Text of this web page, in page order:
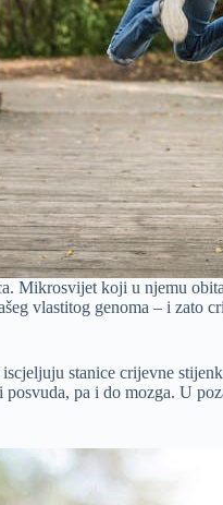
Mikrosvijet koji u njemu
vlastitog genoma – i
stanice crijevne
pa i do mozga. U